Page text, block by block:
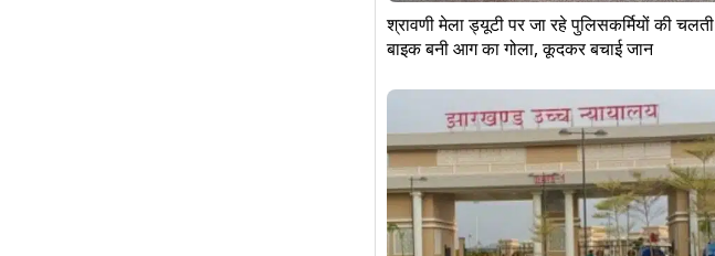
श्रावणी मेला ड्यूटी पर जा रहे पुलिसकर्मियों की चलती
बाइक बनी आग का गोला, कूदकर बचाई जान